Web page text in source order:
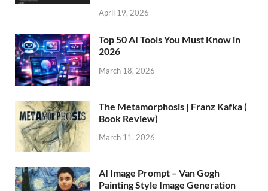
April 19, 2026
Top 50 AI Tools You Must Know in
2026
March 18, 2026
The Metamorphosis | Franz Kafka (
Book Review)
March 11, 2026
AI Image Prompt – Van Gogh
Painting Style Image Generation